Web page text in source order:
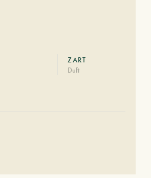
ZART
Duft